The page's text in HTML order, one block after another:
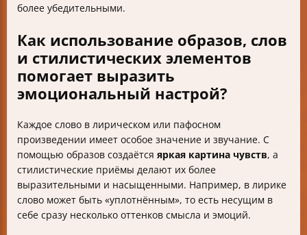
более убедительными.
Как использование образов, слов
и стилистических элементов
помогает выразить
эмоциональный настрой?
Каждое слово в лирическом или пафосном
произведении имеет особое значение и звучание. С
помощью образов создаётся яркая картина чувств, а
стилистические приёмы делают их более
выразительными и насыщенными. Например, в лирике
слово может быть «уплотнённым», то есть несущим в
себе сразу несколько оттенков смысла и эмоций.